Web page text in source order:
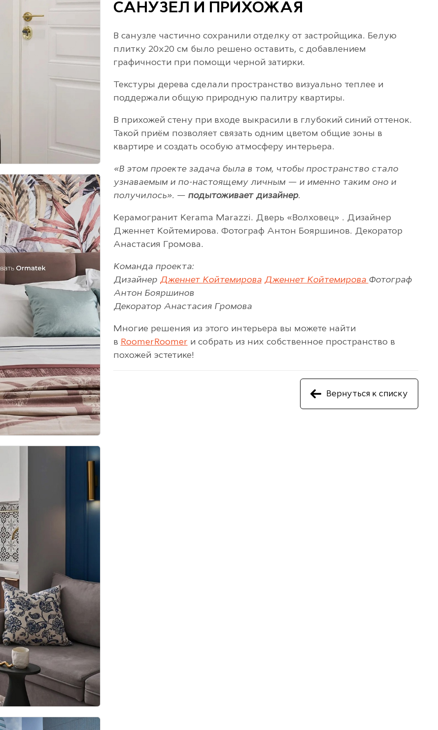
САНУЗЕЛ И ПРИХОЖАЯ
В санузле частично сохранили отделку от застройщика. Белую
плитку 20х20 см было решено оставить, с добавлением
графичности при помощи черной затирки.
Текстуры дерева сделали пространство визуально теплее и
поддержали общую природную палитру квартиры.
В прихожей стену при входе выкрасили в глубокий синий оттенок.
Такой приём позволяет связать одним цветом общие зоны в
квартире и создать особую атмосферу интерьера.
«В этом проекте задача была в том, чтобы пространство стало
узнаваемым и по-настоящему личным — и именно таким оно и
получилось». — подытоживает дизайнер.
Керамогранит Kerama Marazzi. Дверь «Волховец» . Дизайнер
Дженнет Койтемирова. Фотограф Антон Бояршинов. Декоратор
Анастасия Громова.
Команда проекта:
Дизайнер Дженнет Койтемирова Дженнет Койтемирова Фотограф
Антон Бояршинов
Декоратор Анастасия Громова
Многие решения из этого интерьера вы можете найти
в RoomerRoomer и собрать из них собственное пространство в
похожей эстетике!
Вернуться к списку